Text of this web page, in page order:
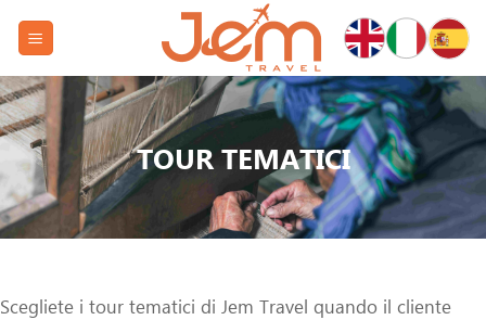
Viaggi Tematici in Vietnam | Jem Travel
TOUR TEMATICI
Scegliete i tour tematici di Jem Travel quando il cliente